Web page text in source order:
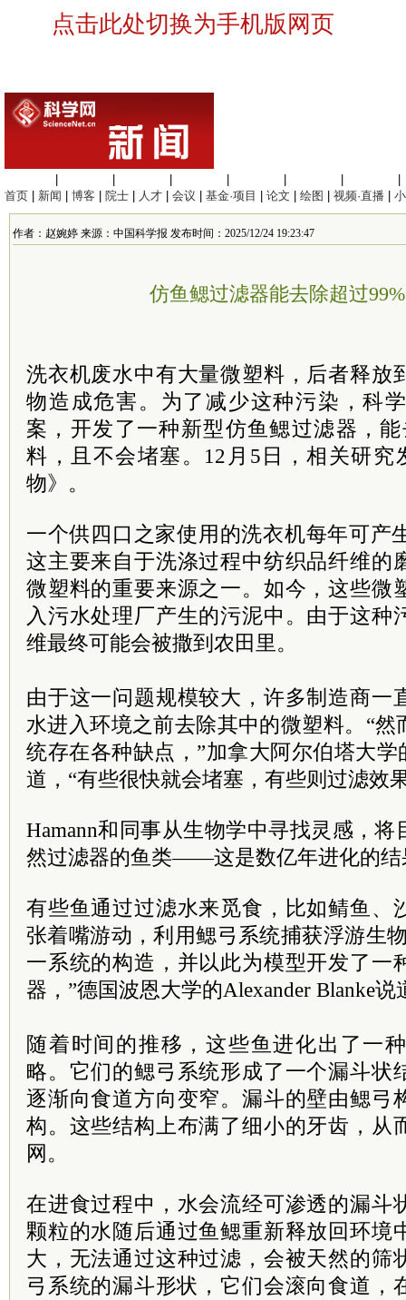
点击此处切换为手机版网页
首页
新闻 博客 院士 人才 会议 基金·项目 论文 绘图 视频·直播
作者：赵婉婷 来源：中国科学报 发布时间：2025/12/24 19:23:47
仿鱼鳃过滤器能去除超过
洗衣机废水中有大量微塑料，后者释放
物造成危害。为了减少这种污染，科
案，开发了一种新型仿鱼鳃过滤器，
料，且不会堵塞。12月5日，相关研究
物》。
一个供四口之家使用的洗衣机每年可产
这主要来自于洗涤过程中纺织品纤维的
微塑料的重要来源之一。如今，这些微
入污水处理厂产生的污泥中。由于这种
维最终可能会被撒到农田里。
由于这一问题规模较大，许多制造商一
水进入环境之前去除其中的微塑料。“
统存在各种缺点，”加拿大阿尔伯塔大学
道，“有些很快就会堵塞，有些则过滤效
Hamann和同事从生物学中寻找灵感，将
然过滤器的鱼类——这是数亿年进化的结
有些鱼通过过滤水来觅食，比如鲭鱼、
张着嘴游动，利用鳃弓系统捕获浮游生
一系统的构造，并以此为模型开发了一
器，”德国波恩大学的Alexander Blanke说
随着时间的推移，这些鱼进化出了一
略。它们的鳃弓系统形成了一个漏斗状
逐渐向食道方向变窄。漏斗的壁由鳃弓
构。这些结构上布满了细小的牙齿，从
网。
在进食过程中，水会流经可渗透的漏斗
颗粒的水随后通过鱼鳃重新释放回环境
大，无法通过这种过滤，会被天然的筛
弓系统的漏斗形状，它们会滚向食道，